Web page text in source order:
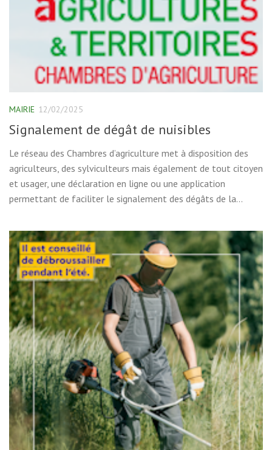
MAIRIE 12/02/2025
Signalement de dégât de nuisibles
Le réseau des Chambres d’agriculture met à disposition des
agriculteurs, des sylviculteurs mais également de tout citoyen
et usager, une déclaration en ligne ou une application
permettant de faciliter le signalement des dégâts de la...